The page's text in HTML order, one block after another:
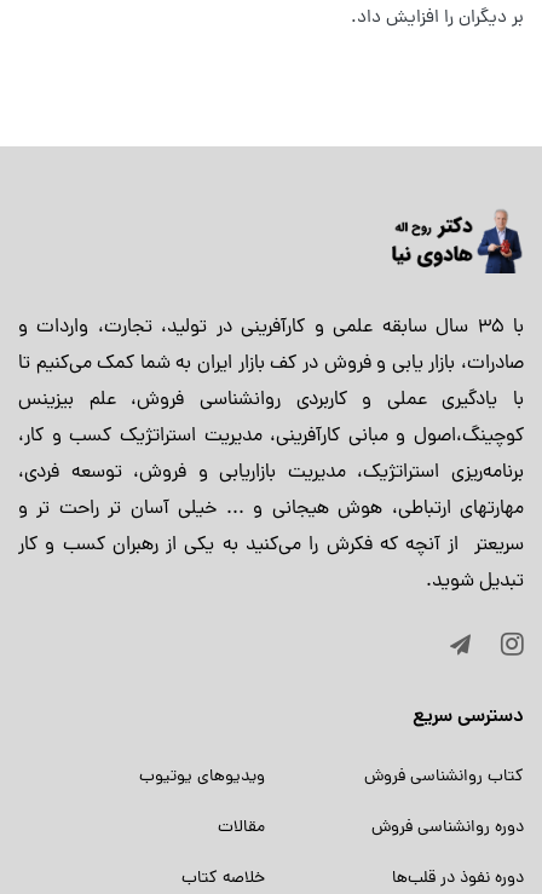
بر دیگران را افزایش داد.
با 35 سال سابقه علمی و کارآفرینی در تولید، تجارت، واردات و
صادرات، بازار یابی و فروش در کف بازار ایران به شما کمک می‌کنیم تا
با یادگیری عملی و کاربردی روانشناسی فروش، علم بیزینس
کوچینگ،اصول و مبانی کارآفرینی، مدیریت استراتژیک کسب و کار،
برنامه‌ریزی استراتژیک، مدیریت بازاریابی و فروش، توسعه فردی،
مهارتهای ارتباطی، هوش هیجانی و ... خیلی آسان تر راحت تر و
سریعتر از آنچه که فکرش را می‌کنید به یکی از رهبران کسب و کار
تبدیل شوید.
دسترسی سریع
کتاب روانشناسی فروش
ویدیوهای یوتیوب
دوره روانشناسی فروش
مقالات
دوره نفوذ در قلب‌ها
خلاصه کتاب